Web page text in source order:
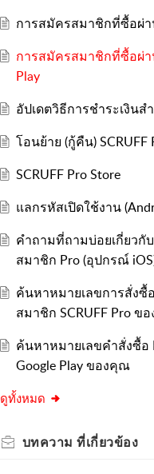
การสมัครสมาชิกที่ซื้อผ่า
การสมัครสมาชิกที่ซื้อผ่า
Play
อัปเดตวิธีการชำระเงินส
โอนย้าย (กู้คืน) SCRUFF
SCRUFF Pro Store
แลกรหัสเปิดใช้งาน
คำถามที่ถามบ่อยเกี่ยวกั
สมาชิก Pro (อุปกรณ์
ค้นหาหมายเลขการสั่งซื้
สมาชิก SCRUFF Pro ข
ค้นหาหมายเลขคำสั่งซื้อ
Google Play ของคุณ
ดูทั้งหมด
บทความ ที่เกี่ยวข้อง